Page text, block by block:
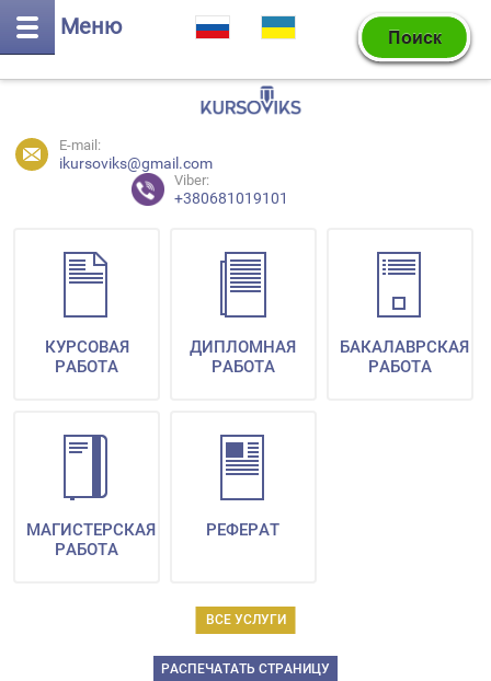
Меню
E-mail:
ikursoviks@gmail.com
Viber:
+380681019101
ВСЕ УСЛУГИ
КУРСОВАЯ
РАБОТА
ДИПЛОМНАЯ
РАБОТА
БАКАЛАВРСКАЯ
РАБОТА
МАГИСТЕРСКАЯ
РАБОТА
РЕФЕРАТ
РАСПЕЧАТАТЬ СТРАНИЦУ